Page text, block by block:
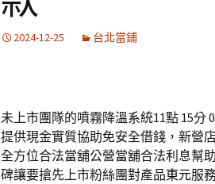
2024-12-25 台北當鋪
未上市團隊的噴霧降溫系統11點 15分
提供現金實質協助免安全借錢，新營
全方位合法當舖公營當舖合法利息幫
碑讓要搶先上市粉絲團對產品東元服